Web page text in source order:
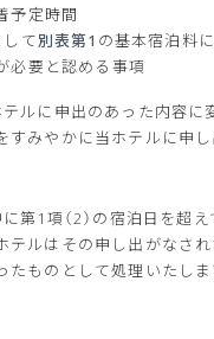
予定時間
て別表第1 の基本宿泊料に
必要と認める事項
ルに申出のあった内容に
すみやかに当ホテルに申
1項（2）の宿泊日を超え
テルはその申し出がなさ
ものとして処理いたしま